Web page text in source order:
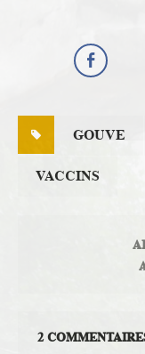
Courrier des
GOUVE
VACCINS
2